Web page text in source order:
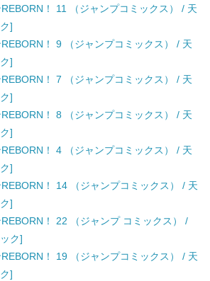
！ 11 （ジャンプコミックス） / 天
]
！ 9 （ジャンプコミックス） / 天
]
！ 7 （ジャンプコミックス） / 天
]
！ 8 （ジャンプコミックス） / 天
]
！ 4 （ジャンプコミックス） / 天
]
！ 14 （ジャンプコミックス） / 天
]
！ 22 （ジャンプ コミックス） /
ク]
！ 19 （ジャンプコミックス） / 天
]